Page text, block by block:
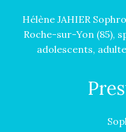
Hélène JAHIER
Roche-sur-Yon (85),
adolescents,